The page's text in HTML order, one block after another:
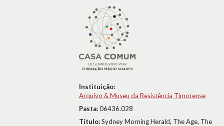
Instituição:
Arquivo & Museu da Resistência Timorense
Pasta:06436.028
Título:Sydney Morning Herald, The Age, The